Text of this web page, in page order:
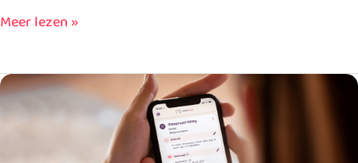
Meer lezen »
Inschrijven